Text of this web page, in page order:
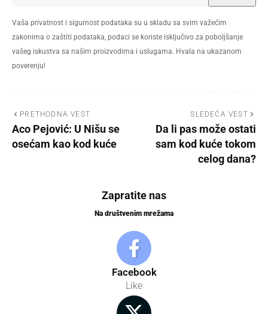
Vaša privatnost i sigurnost podataka su u skladu sa svim važećim
zakonima o zaštiti podataka, podaci se koriste isključivo za poboljšanje
vašeg iskustva sa našim proizvodima i uslugama. Hvala na ukazanom
poverenju!
PRETHODNA VEST
Aco Pejović: U Nišu se
osećam kao kod kuće
SLEDEĆA VEST
Da li pas može ostati
sam kod kuće tokom
celog dana?
Zapratite nas
Na društvenim mrežama
Facebook
Like